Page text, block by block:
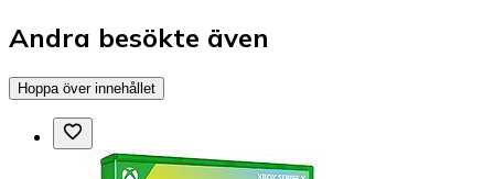
Andra besökte även
Hoppa över innehållet